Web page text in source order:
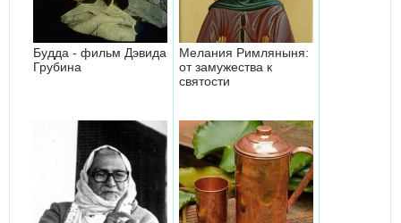
Будда - фильм Дэвида
Грубина
Мелания Римляныня:
от замужества к
святости